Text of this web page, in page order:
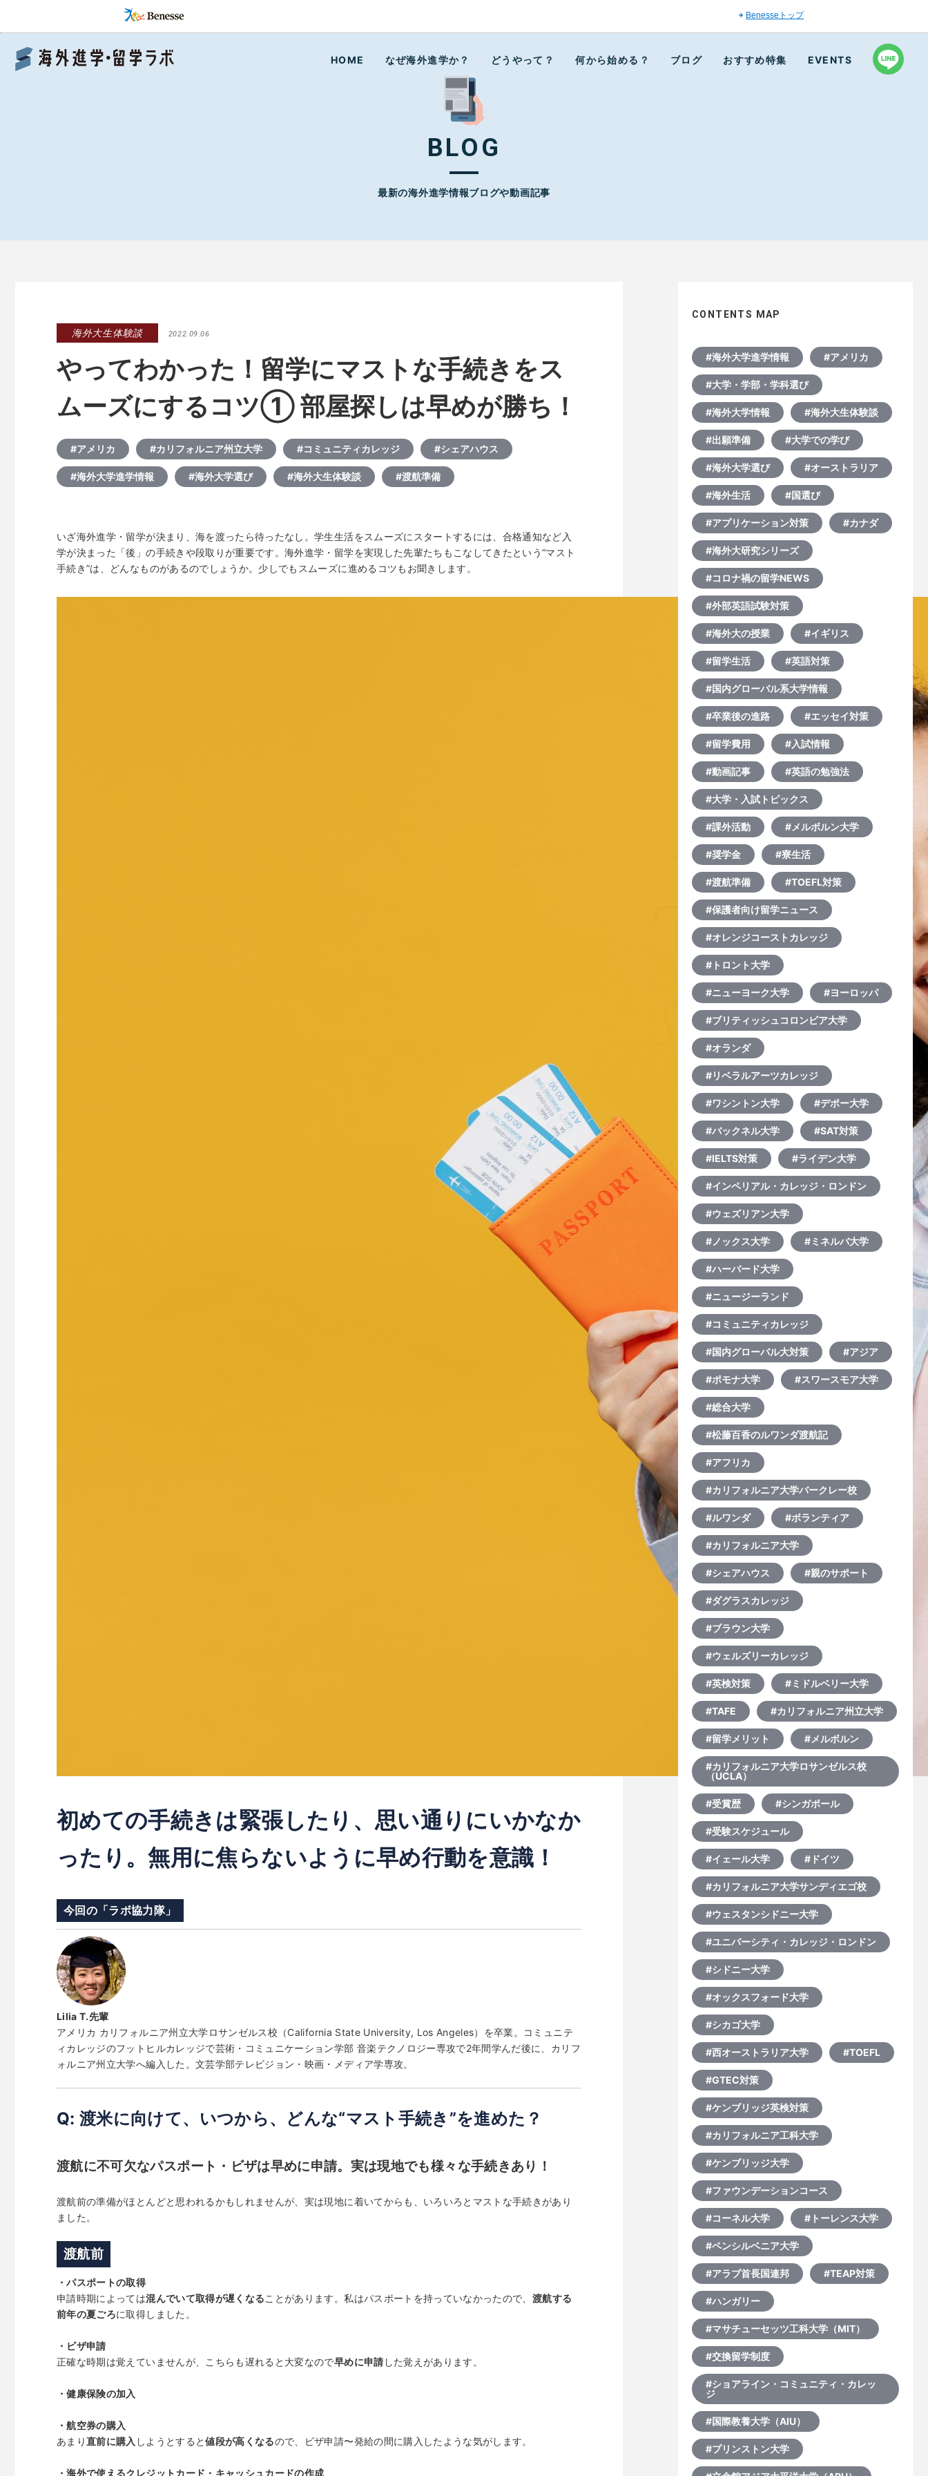
Benesseトップ
HOME なぜ海外進学か？ どうやって？ 何から始める？ ブログ おすすめ特集 EVENTS
BLOG
最新の海外進学情報ブログや動画記事
海外大生体験談 2022.09.06
やってわかった！留学にマストな手続きをス
ムーズにするコツ① 部屋探しは早めが勝ち！
#アメリカ #カリフォルニア州立大学 #コミュニティカレッジ #シェアハウス
#海外大学進学情報 #海外大学選び #海外大生体験談 #渡航準備
いざ海外進学・留学が決まり、海を渡ったら待ったなし。学生生活をスムーズにスタートするには、合格通知など入
学が決まった「後」の手続きや段取りが重要です。海外進学・留学を実現した先輩たちもこなしてきたという“マスト
手続き”は、どんなものがあるのでしょうか。少しでもスムーズに進めるコツもお聞きします。
初めての手続きは緊張したり、思い通りにいかなか
ったり。無用に焦らないように早め行動を意識！
今回の「ラボ協力隊」
Lilia T.先輩
アメリカ カリフォルニア州立大学ロサンゼルス校（California State University, Los Angeles）を卒業。コミュニテ
ィカレッジのフットヒルカレッジで芸術・コミュニケーション学部 音楽テクノロジー専攻で2年間学んだ後に、カリフ
ォルニア州立大学へ編入した。文芸学部テレビジョン・映画・メディア学専攻。
Q: 渡米に向けて、いつから、どんな“マスト手続き”を進めた？
渡航に不可欠なパスポート・ビザは早めに申請。実は現地でも様々な手続きあり！
渡航前の準備がほとんどと思われるかもしれませんが、実は現地に着いてからも、いろいろとマストな手続きがあり
ました。
渡航前
・パスポートの取得
申請時期によっては混んでいて取得が遅くなることがあります。私はパスポートを持っていなかったので、 渡航する
前年の夏ごろに取得しました。
・ビザ申請
正確な時期は覚えていませんが、こちらも遅れると大変なので早めに申請 した覚えがあります。
・健康保険の加入
・航空券の購入
あまり直前に購入 しようとすると値段が高くなるので、ビザ申請〜発給の間に購入したような気がします。
・海外で使えるクレジットカード・キャッシュカードの作成
CONTENTS MAP
#海外大学進学情報 #アメリカ
#大学・学部・学科選び
#海外大学情報 #海外大生体験談
#出願準備 #大学での学び
#海外大学選び #オーストラリア
#海外生活 #国選び
#アプリケーション対策 #カナダ
#海外大研究シリーズ
#コロナ禍の留学NEWS
#外部英語試験対策
#海外大の授業 #イギリス
#留学生活 #英語対策
#国内グローバル系大学情報
#卒業後の進路 #エッセイ対策
#留学費用 #入試情報
#動画記事 #英語の勉強法
#大学・入試トピックス
#課外活動 #メルボルン大学
#奨学金 #寮生活
#渡航準備 #TOEFL対策
#保護者向け留学ニュース
#オレンジコーストカレッジ
#トロント大学
#ニューヨーク大学 #ヨーロッパ
#ブリティッシュコロンビア大学
#オランダ
#リベラルアーツカレッジ
#ワシントン大学 #デポー大学
#バックネル大学 #SAT対策
#IELTS対策 #ライデン大学
#インペリアル・カレッジ・ロンドン
#ウェズリアン大学
#ノックス大学 #ミネルバ大学
#ハーバード大学
#ニュージーランド
#コミュニティカレッジ
#国内グローバル大対策 #アジア
#ポモナ大学 #スワースモア大学
#総合大学
#松藤百香のルワンダ渡航記
#アフリカ
#カリフォルニア大学バークレー校
#ルワンダ #ボランティア
#カリフォルニア大学
#シェアハウス #親のサポート
#ダグラスカレッジ
#ブラウン大学
#ウェルズリーカレッジ
#英検対策 #ミドルベリー大学
#TAFE #カリフォルニア州立大学
#留学メリット #メルボルン
#カリフォルニア大学ロサンゼルス校
（UCLA）
#受賞歴 #シンガポール
#受験スケジュール
#イェール大学 #ドイツ
#カリフォルニア大学サンディエゴ校
#ウェスタンシドニー大学
#ユニバーシティ・カレッジ・ロンドン
#シドニー大学
#オックスフォード大学
#シカゴ大学
#西オーストラリア大学 #TOEFL
#GTEC対策
#ケンブリッジ英検対策
#カリフォルニア工科大学
#ケンブリッジ大学
#ファウンデーションコース
#コーネル大学 #トーレンス大学
#ペンシルベニア大学
#アラブ首長国連邦 #TEAP対策
#ハンガリー
#マサチューセッツ工科大学（MIT）
#交換留学制度
#ショアライン・コミュニティ・カレッ
ジ
#国際教養大学（AIU）
#プリンストン大学